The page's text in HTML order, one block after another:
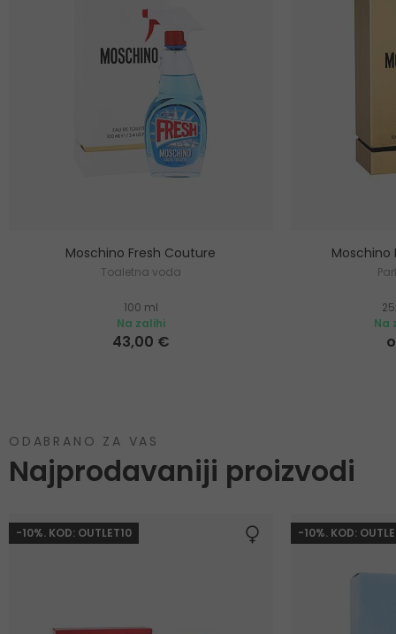
Moschino Fresh Couture
Toaletna voda
100 ml
Na zalihi
43,00 €
Moschino
Na
ODABRANO ZA VAS
Najprodavaniji proizvodi
-10%. KOD: OUTLET10 -10%. KOD: